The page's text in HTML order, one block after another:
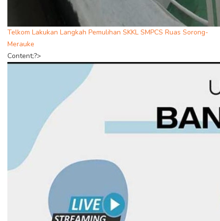
Telkom Lakukan Langkah Pemulihan SKKL SMPCS Ruas Sorong-
Merauke
Content;?>